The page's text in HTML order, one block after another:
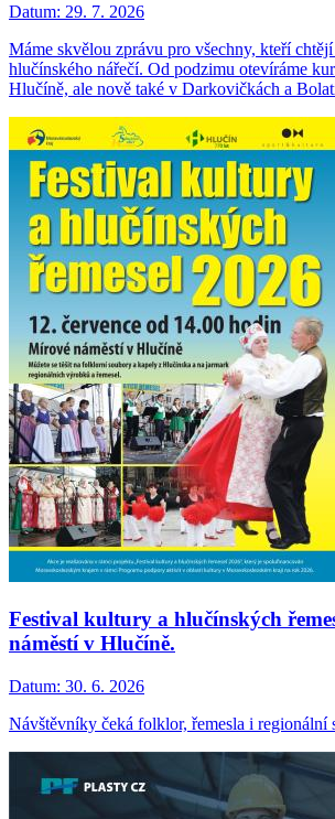
Datum: 29. 7. 2026
Máme skvělou zprávu pro všechny, kteří
hlučínského nářečí. Od podzimu otevíráme
Hlučíně, ale nově také v Darkovičkách a
Festival kultury a hlučínských
náměstí v Hlučíně.
Datum: 30. 6. 2026
Návštěvníky čeká folklor, řemesla i regionální